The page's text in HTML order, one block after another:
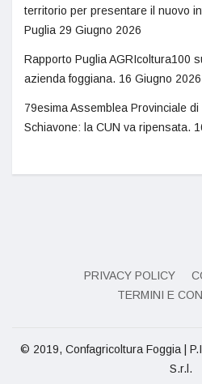
territorio per presentare il nuovo
Puglia 29 Giugno 2026
Rapporto Puglia AGRIcoltura100
azienda foggiana. 16 Giugno 2026
79esima Assemblea Provinciale
Schiavone: la CUN va ripensata.
PRIVACY POLICY
TERMINI E
© 2019, Confagricoltura Foggia |
S.r.l.